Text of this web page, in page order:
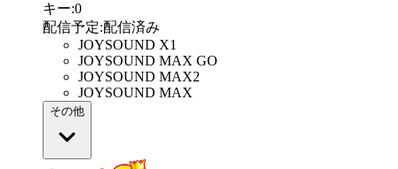
キー:0
配信予定:配信済み
JOYSOUND X1
JOYSOUND MAX GO
JOYSOUND MAX2
JOYSOUND MAX
その他